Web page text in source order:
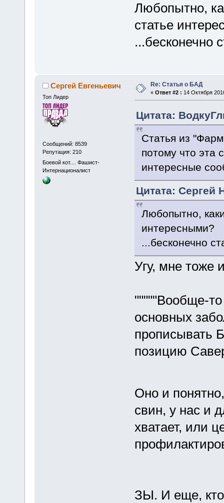
Любопытно,
статье
...бесконечно
Сергей Евгеньевич
Топ Лидер
Сообщений: 8539
Репутация: 210
Боевой кот.... Фашист-
Интернационалист
Re: Статья о БАД
« Ответ #2 : 14 Октября
Цитата:
Статья из
потому что эта
интересные
Цитата: Сергей
Любопытно,
интересными?
...бесконечно
Угу, мне тоже
"""""Вообще-то
основных
прописывать
позицию
Оно и
свин, у нас и
хватает, или
ЗЫ. И еще, кто